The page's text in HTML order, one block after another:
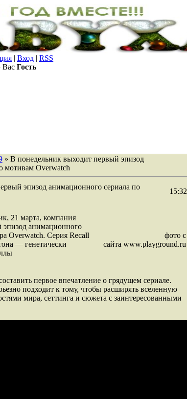
| Вход | RSS
Вас Гость
» В понедельник выходит первый эпизод
мотивам Overwatch
эпизод анимационного сериала по
15:32
21 марта, компания
анимационного
Overwatch. Серия Recall
— генетически
фото с
сайта www.playground.ru
первое впечатление о грядущем сериале.
подходит к тому, чтобы расширять вселенную
мира, сеттинга и сюжета с заинтересованными